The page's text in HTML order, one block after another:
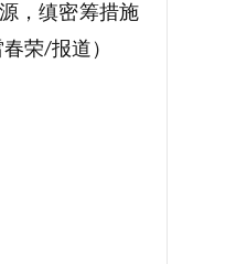
，缜密筹措施
春荣/报道）